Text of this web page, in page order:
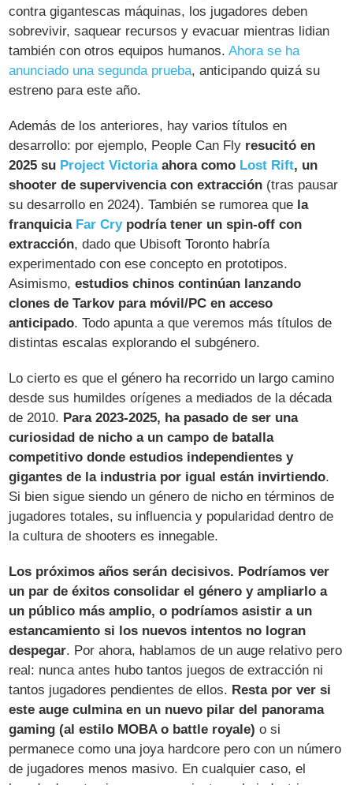
contra gigantescas máquinas, los jugadores deben
sobrevivir, saquear recursos y evacuar mientras lidian
también con otros equipos humanos.Ahora se ha
anunciado una segunda prueba, anticipando quizá su
estreno para este año.
Además de los anteriores, hay varios títulos en
desarrollo: por ejemplo, People Can Fly resucitó en
2025 su Project Victoriaahora como Lost Rift, un
shooter de supervivencia con extracción (tras pausar
su desarrollo en 2024)​. También se rumorea que la
franquicia Far Crypodría tener un spin-off con
extracción, dado que Ubisoft Toronto habría
experimentado con ese concepto en prototipos.
Asimismo,estudios chinos continúan lanzando
clones de Tarkov para móvil/PC en acceso
anticipado. Todo apunta a que veremos más títulos de
distintas escalas explorando el subgénero.
Lo cierto es que el género ha recorrido un largo camino
desde sus humildes orígenes a mediados de la década
de 2010. Para 2023-2025, ha pasado de ser una
curiosidad de nicho a un campo de batalla
competitivo donde estudios independientes y
gigantes de la industria por igual están invirtiendo.
Si bien sigue siendo un género de nicho en términos de
jugadores totales​, su influencia y popularidad dentro de
la cultura de shooters es innegable.
Los próximos años serán decisivos. Podríamos ver
un par de éxitos consolidar el género y ampliarlo a
un público más amplio, o podríamos asistir a un
estancamiento si los nuevos intentos no logran
despegar. Por ahora, hablamos de un auge relativo pero
real: nunca antes hubo tantos juegos de extracción ni
tantos jugadores pendientes de ellos. Resta por ver si
este auge culmina en un nuevo pilar del panorama
gaming (al estilo MOBA o battle royale) o si
permanece como una joya hardcore pero con un número
de jugadores menos masivo. En cualquier caso, el